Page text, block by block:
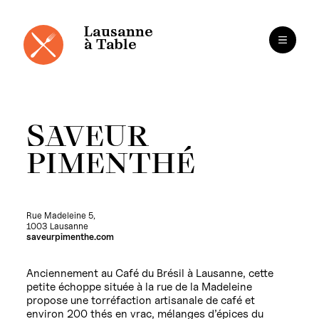
contenu
Lausanne
à Table
SAVEUR
PIMENTHÉ
Rue Madeleine 5,
1003 Lausanne
saveurpimenthe.com
Anciennement au Café du Brésil à Lausanne, cette
petite échoppe située à la rue de la Madeleine
propose une torréfaction artisanale de café et
environ 200 thés en vrac, mélanges d’épices du